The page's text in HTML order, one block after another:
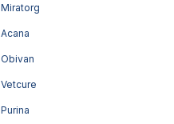
Miratorg
Acana
Obivan
Vetcure
Purina